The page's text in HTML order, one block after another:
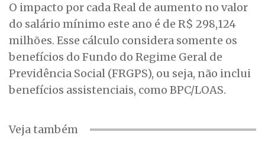
O impacto por cada Real de aumento no valor
do salário mínimo este ano é de R$ 298,124
milhões. Esse cálculo considera somente os
benefícios do Fundo do Regime Geral de
Previdência Social (FRGPS), ou seja, não inclui
benefícios assistenciais, como BPC/LOAS.
Veja também